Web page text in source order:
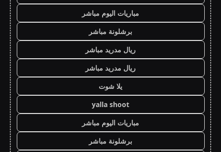
مباريات اليوم مباشر
برشلونة مباشر
ريال مدريد مباشر
ريال مدريد مباشر
يلا شوت
yalla shoot
مباريات اليوم مباشر
برشلونة مباشر